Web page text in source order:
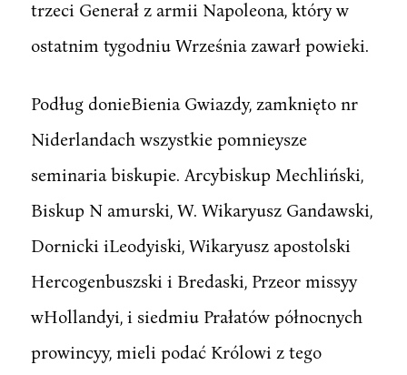
trzeci Generał z armii Napoleona, który w
ostatnim tygodniu Września zawarł powieki.
Podług donieBienia Gwiazdy, zamknięto nr
Niderlandach wszystkie pomnieysze
seminaria biskupie. Arcybiskup Mechliński,
Biskup N amurski, W. Wikaryusz Gandawski,
Dornicki iLeodyiski, Wikaryusz apostolski
Hercogenbuszski i Bredaski, Przeor missyy
wHollandyi, i siedmiu Prałatów północnych
prowincyy, mieli podać Królowi z tego